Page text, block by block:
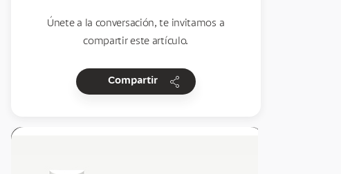
Únete a la conversación, te invitamos a
compartir este artículo.
Compartir share